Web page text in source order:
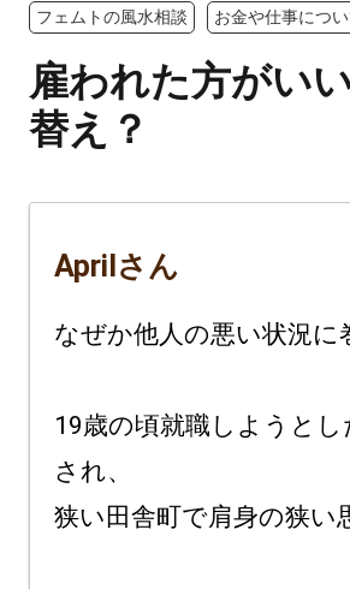
フェムトの風水相談 お金や仕事につ
雇われた方がい
替え？
Aprilさん
なぜか他人の悪い状況
19歳の頃就職しようと
され、
狭い田舎町で肩身の狭い